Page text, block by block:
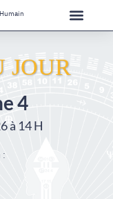
Humain
JOUR
4
à 14 H